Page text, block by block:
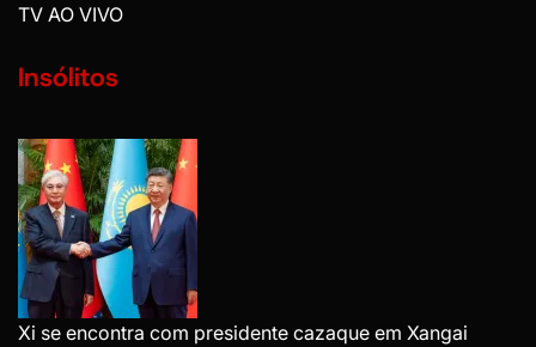
TV AO VIVO
Insólitos
Xi se encontra com presidente cazaque em Xangai